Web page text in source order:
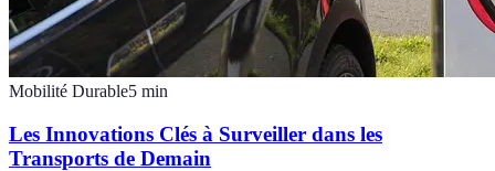
Mobilité Durable5 min
Les Innovations Clés à Surveiller dans les
Transports de Demain